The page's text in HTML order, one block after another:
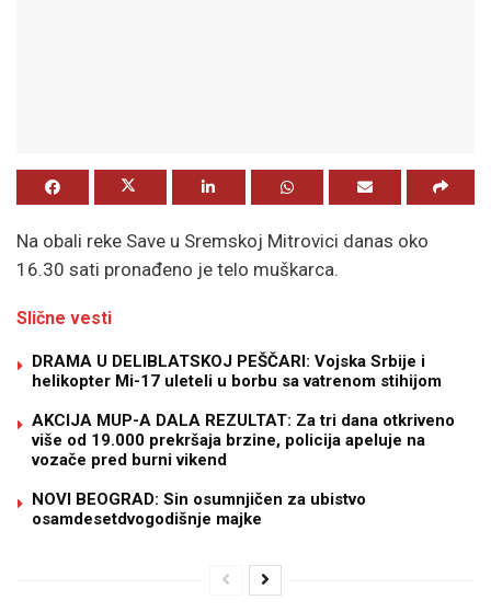
Na obali reke Save u Sremskoj Mitrovici danas oko
16.30 sati pronađeno je telo muškarca.
Slične vesti
DRAMA U DELIBLATSKOJ PEŠČARI: Vojska Srbije i
helikopter Mi-17 uleteli u borbu sa vatrenom stihijom
AKCIJA MUP-A DALA REZULTAT: Za tri dana otkriveno
više od 19.000 prekršaja brzine, policija apeluje na
vozače pred burni vikend
NOVI BEOGRAD: Sin osumnjičen za ubistvo
osamdesetdvogodišnje majke